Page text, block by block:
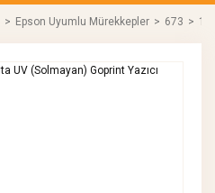
Epson Uyumlu Mürekkepler 673